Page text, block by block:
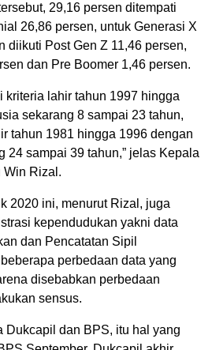
29,16 persen ditempati
26,86 persen, untuk Generasi X
diikuti Post Gen Z 11,46 persen,
dan Pre Boomer 1,46 persen.
kriteria lahir tahun 1997 hingga
sekarang 8 sampai 23 tahun,
tahun 1981 hingga 1996 dengan
24 sampai 39 tahun,” jelas Kepala
Win Rizal.
2020 ini, menurut Rizal, juga
kependudukan yakni data
dan Pencatatan Sipil
perbedaan data yang
disebabkan perbedaan
sensus.
Dukcapil dan BPS, itu hal yang